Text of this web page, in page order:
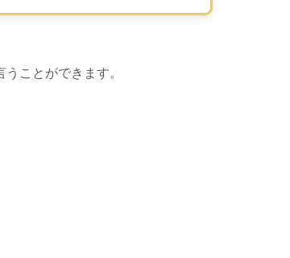
ことができます。